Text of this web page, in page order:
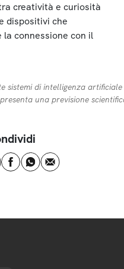
creatività e curiosità
dispositivi che
connessione con il
sistemi di intelligenza
una previsione